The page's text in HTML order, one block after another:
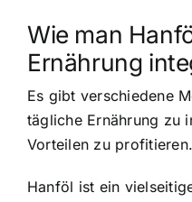
Wie man
Ernährung
Es gibt verschiedene
tägliche Ernährung zu
Vorteilen zu profitieren.
Hanföl ist ein